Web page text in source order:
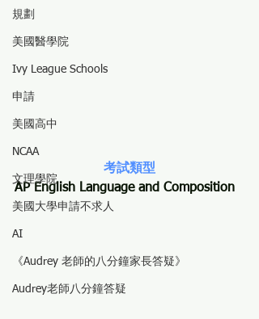
規劃
美國醫學院
Ivy League Schools
申請
美國高中
NCAA
文理學院
美國大學申請不求人
AI
《Audrey 老師的八分鐘家長答疑》
Audrey老師八分鐘答疑
考試類型
AP English Language and Composition